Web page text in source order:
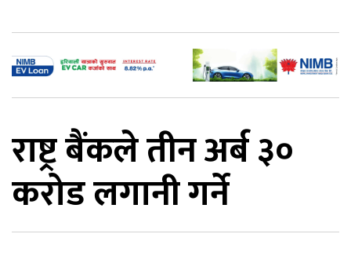
राष्ट्र बैंकले तीन अर्ब ३०
करोड लगानी गर्ने